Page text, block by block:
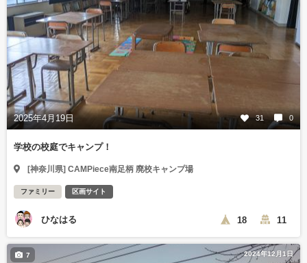
2025年4月19日 31 0
学校の校庭でキャンプ！
[神奈川県] CAMPiece南足柄 廃校キャンプ場
ファミリー 区画サイト
ひなはる 18 11
2024年12月1日
7